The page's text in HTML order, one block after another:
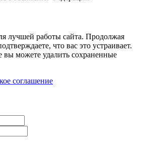
лучшей работы сайта. Продолжая
что вас это устраивает.
вы можете удалить сохраненные
соглашение